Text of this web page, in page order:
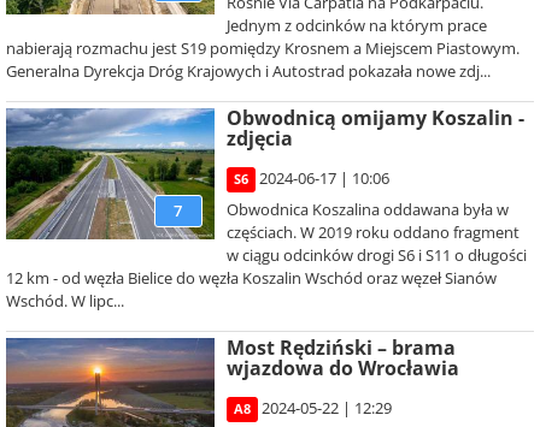
Jednym z odcinków na którym prace
nabierają rozmachu jest S19 pomiędzy Krosnem a Miejscem Piastowym.
Generalna Dyrekcja Dróg Krajowych i Autostrad pokazała nowe zdj...
7
Obwodnicą omijamy Koszalin -
zdjęcia
S6
2024-06-17 | 10:06
Obwodnica Koszalina oddawana była w
częściach. W 2019 roku oddano fragment
w ciągu odcinków drogi S6 i S11 o długości
12 km - od węzła Bielice do węzła Koszalin Wschód oraz węzeł Sianów
Wschód. W lipc...
Most Rędziński – brama
wjazdowa do Wrocławia
A8
2024-05-22 | 12:29